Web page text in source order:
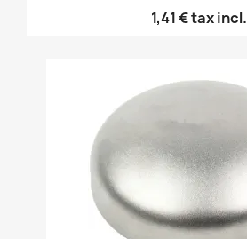
1,41 €tax incl.